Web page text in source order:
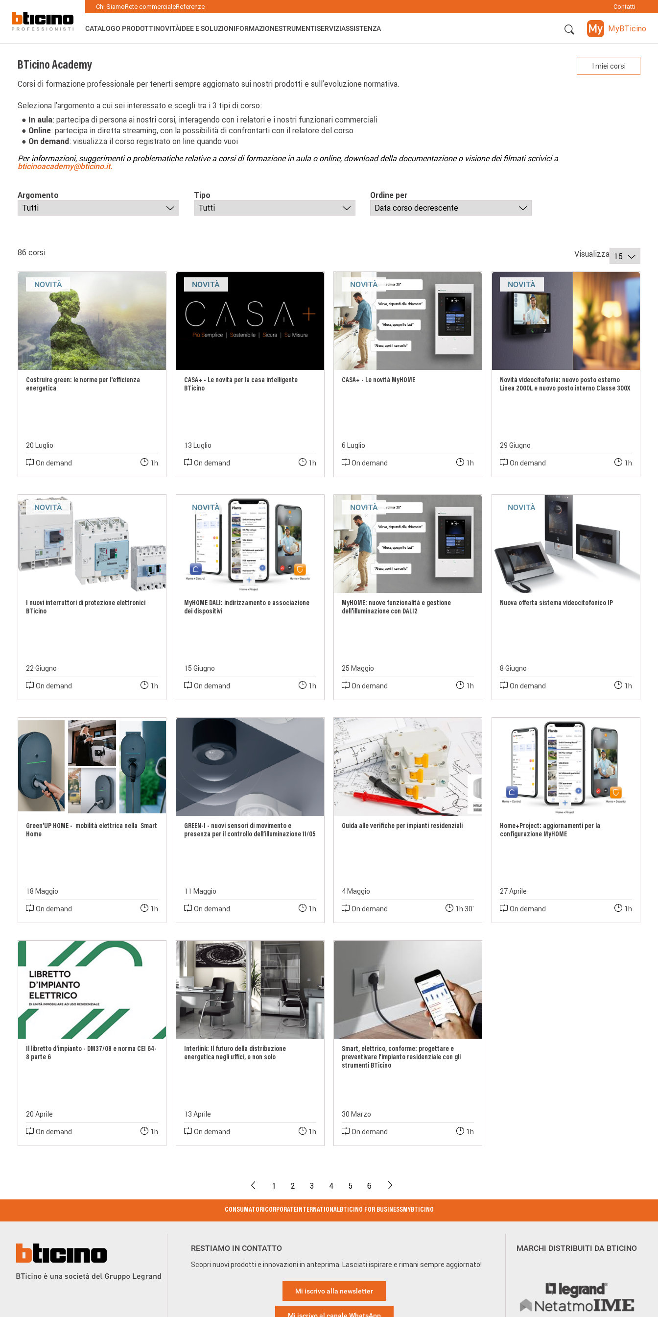
contenuto
principale
navigation
Chi SiamoRete commercialeReferenze Contatti
CATALOGO PRODOTTINOVITÀIDEE E SOLUZIONIFORMAZIONESTRUMENTISERVIZIASSISTENZA MyBTicino
BTicino Academy I miei corsi
Corsi di formazione professionale per tenerti sempre aggiornato sui nostri prodotti e sull’evoluzione normativa.
Seleziona l’argomento a cui sei interessato e scegli tra i 3 tipi di corso:
● In aula: partecipa di persona ai nostri corsi, interagendo con i relatori e i nostri funzionari commerciali
● Online: partecipa in diretta streaming, con la possibilità di confrontarti con il relatore del corso
● On demand: visualizza il corso registrato on line quando vuoi
Per informazioni, suggerimenti o problematiche relative a corsi di formazione in aula o online, download della documentazione o visione dei filmati scrivici a
bticinoacademy@bticino.it.
Argomento Tipo Ordine per
86 corsi Visualizza
NOVITÀ
Costruire green: le norme per l'efficienza
energetica
20 Luglio
On demand
1h
NOVITÀ
CASA+ - Le novità per la casa intelligente
BTicino
13 Luglio
On demand
1h
NOVITÀ
CASA+ - Le novità MyHOME
6 Luglio
On demand
1h
NOVITÀ
Novità videocitofonia: nuovo posto esterno
Linea 2000L e nuovo posto interno Classe 300X
29 Giugno
On demand
1h
NOVITÀ
I nuovi interruttori di protezione elettronici
BTicino
22 Giugno
On demand
1h
NOVITÀ
MyHOME DALI: indirizzamento e associazione
dei dispositivi
15 Giugno
On demand
1h
NOVITÀ
MyHOME: nuove funzionalità e gestione
dell'illuminazione con DALI2
25 Maggio
On demand
1h
NOVITÀ
Nuova offerta sistema videocitofonico IP
8 Giugno
On demand
1h
Green'UP HOME - mobilità elettrica nella Smart
Home
18 Maggio
On demand
1h
GREEN-I - nuovi sensori di movimento e
presenza per il controllo dell’illuminazione 11/05
11 Maggio
On demand
1h
Guida alle verifiche per impianti residenziali
4 Maggio
On demand
1h 30'
Home+Project: aggiornamenti per la
configurazione MyHOME
27 Aprile
On demand
1h
Il libretto d'impianto - DM37/08 e norma CEI 64-
8 parte 6
20 Aprile
On demand
1h
Interlink: Il futuro della distribuzione
energetica negli uffici, e non solo
13 Aprile
On demand
1h
Smart, elettrico, conforme: progettare e
preventivare l’impianto residenziale con gli
strumenti BTicino
30 Marzo
On demand
1h
1 2 3 4 5
6
CONSUMATORICORPORATEINTERNATIONALBTICINO FOR BUSINESSMYBTICINO
RESTIAMO IN CONTATTO
Scopri nuovi prodotti e innovazioni in anteprima. Lasciati ispirare e rimani sempre aggiornato!
Mi iscrivo alla newsletter
MARCHI DISTRIBUITI DA BTICINO